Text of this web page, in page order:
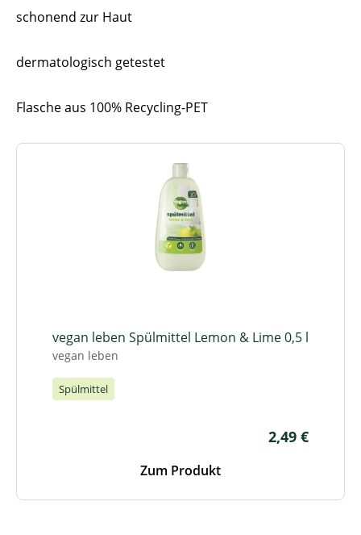
schonend zur Haut
dermatologisch getestet
Flasche aus 100% Recycling-PET
vegan leben Spülmittel Lemon & Lime 0,5 l
vegan leben
Spülmittel
Regulärer
2,49 €
Zum Produkt